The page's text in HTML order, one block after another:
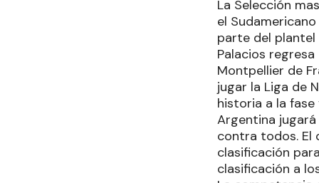
La Selección
el
parte del plantel
Palacios
Montpellier de
jugar la Liga de
historia a la fase
Argentina
contra todos. El
clasificación
clasificación a